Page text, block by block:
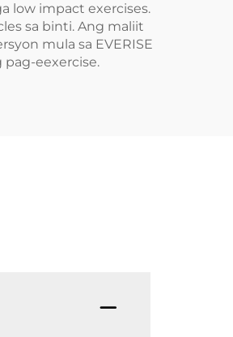
low impact exercises.
sa binti. Ang maliit
mula sa EVERISE
eexercise.